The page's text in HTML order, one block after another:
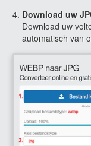
Download uw
Download uw
automatisch van